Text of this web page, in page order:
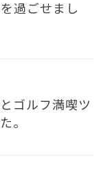
過ごせまし
ゴルフ満喫ツ
。